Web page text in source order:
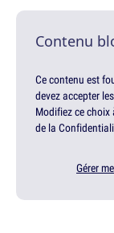
Contenu
Ce contenu est
devez accepter
Modifiez ce choix
de la
Gérer